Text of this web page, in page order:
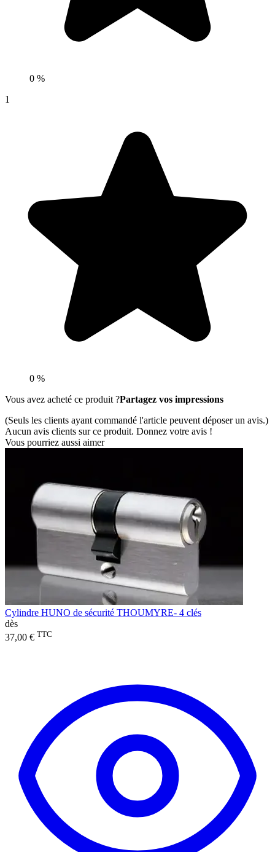
0 %
1
0 %
Vous avez acheté ce produit ?Partagez vos impressions
(Seuls les clients ayant commandé l'article peuvent déposer un avis.)
Aucun avis clients sur ce produit. Donnez votre avis !
Vous pourriez aussi aimer
Cylindre HUNO de sécurité THOUMYRE- 4 clés
dès
37,00 € TTC